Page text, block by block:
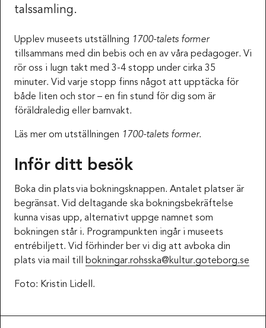
talssamling.
Upplev museets utställning 1700-talets former
tillsammans med din bebis och en av våra pedagoger. Vi
rör oss i lugn takt med 3-4 stopp under cirka 35
minuter. Vid varje stopp finns något att upptäcka för
både liten och stor – en fin stund för dig som är
föräldraledig eller barnvakt.
Läs mer om utställningen 1700-talets former.
Inför ditt besök
Boka din plats via bokningsknappen. Antalet platser är
begränsat. Vid deltagande ska bokningsbekräftelse
kunna visas upp, alternativt uppge namnet som
bokningen står i. Programpunkten ingår i museets
entrébiljett. Vid förhinder ber vi dig att avboka din
plats via mail till
bokningar.rohsska@kultur.goteborg.se
Foto: Kristin Lidell.